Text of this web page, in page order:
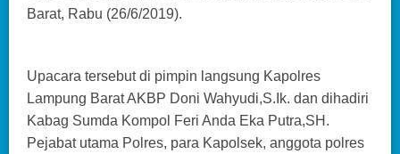
Barat, Rabu (26/6/2019).
Upacara tersebut di pimpin langsung Kapolres
Lampung Barat AKBP Doni Wahyudi,S.Ik. dan dihadiri
Kabag Sumda Kompol Feri Anda Eka Putra,SH.
Pejabat utama Polres, para Kapolsek, anggota polres